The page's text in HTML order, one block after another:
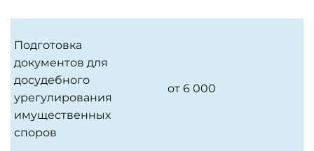
Подготовка
документов для
досудебного
урегулирования
имущественных
споров
от 6 000